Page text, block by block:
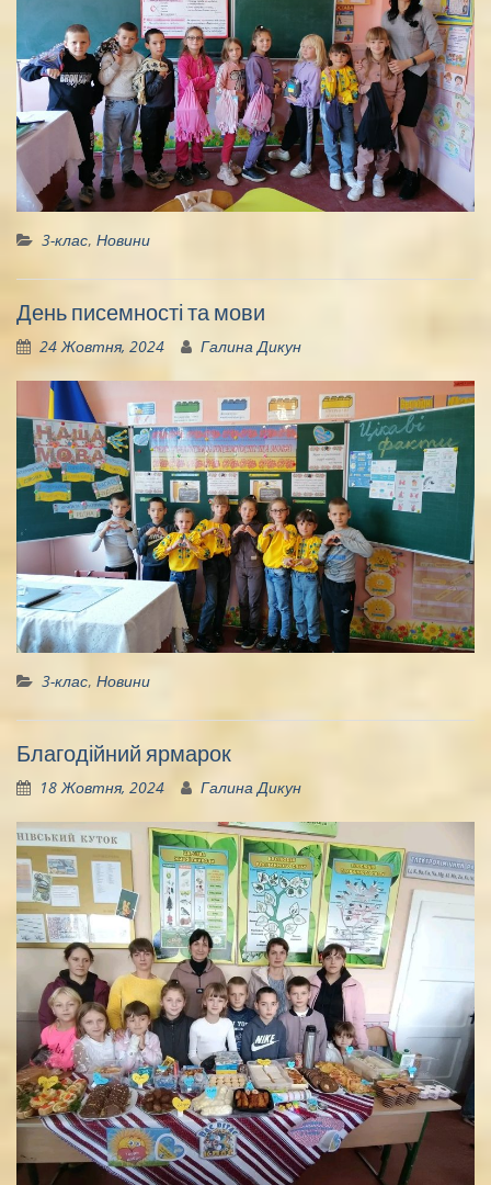
3-клас, Новини
День писемності та мови
24 Жовтня, 2024 Галина Дикун
3-клас, Новини
Благодійний ярмарок
18 Жовтня, 2024 Галина Дикун